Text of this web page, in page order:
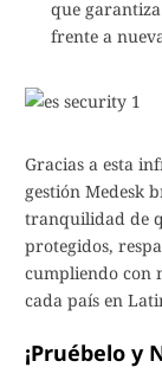
que
frente a
Gracias a esta
gestión Medesk
tranquilidad de
protegidos,
cumpliendo con
cada país en
¡Pruébelo y